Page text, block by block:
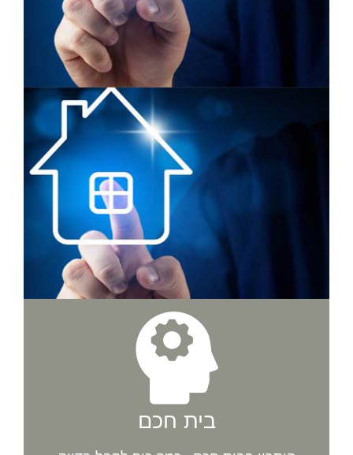
בית חכם